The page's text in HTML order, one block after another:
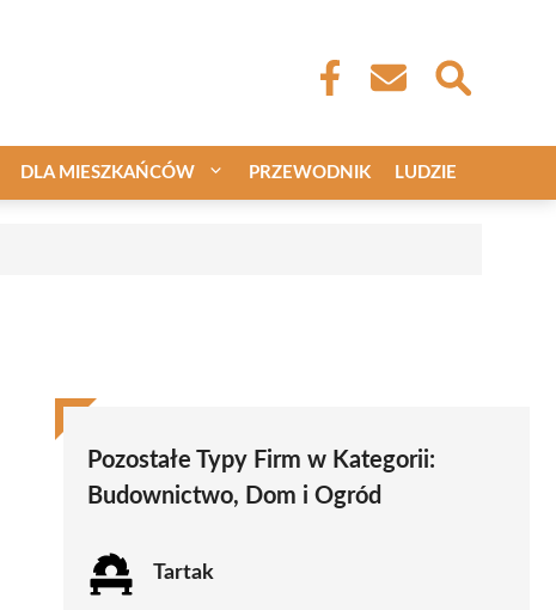
DLA MIESZKAŃCÓW PRZEWODNIK LUDZIE
Pozostałe Typy Firm w Kategorii:
Budownictwo, Dom i Ogród
Tartak